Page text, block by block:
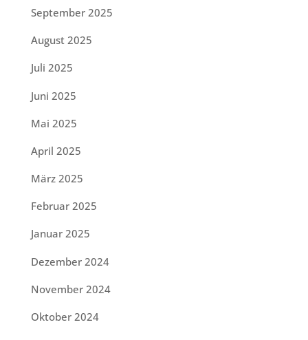
September 2025
August 2025
Juli 2025
Juni 2025
Mai 2025
April 2025
März 2025
Februar 2025
Januar 2025
Dezember 2024
November 2024
Oktober 2024